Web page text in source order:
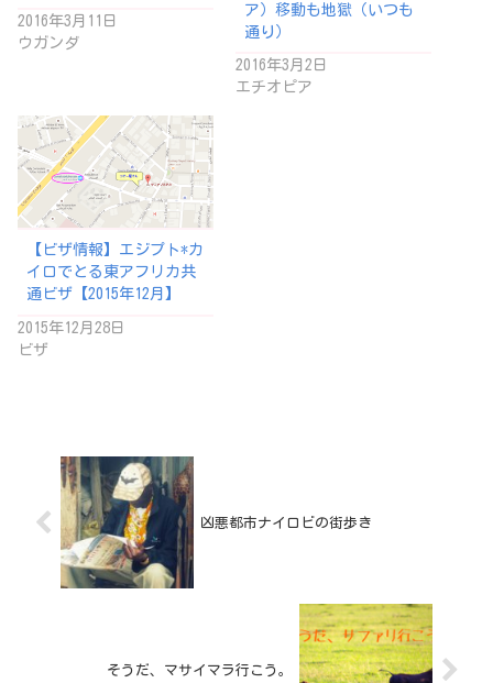
2016年3月11日
ウガンダ
ア）移動も地獄（いつも
通り）
2016年3月2日
エチオピア
【ビザ情報】エジプト*カ
イロでとる東アフリカ共
通ビザ【2015年12月】
2015年12月28日
ビザ
凶悪都市ナイロビの街歩き
そうだ、マサイマラ行こう。